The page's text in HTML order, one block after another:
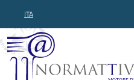
ITA